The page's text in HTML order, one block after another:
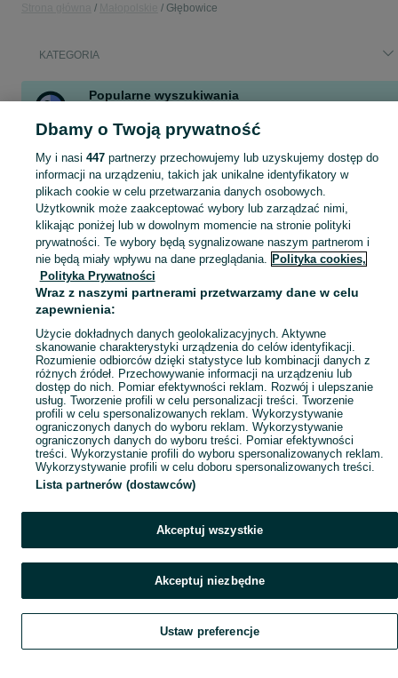
Głębowice
KATEGORIA
Popularne wyszukiwania
maliny
lutowanie
Zobacz Więcej
Skorzystaj z największego serwisu ogłoszeniowego - Głębowice i okolice! Kupuj to, czego pragniesz i sprzedawaj to, czego już nie potrzebujesz! Zobacz
Mapa kategorii
Mapa miejscowości
Mapa ministron
Szukaj Obserwujesz Dodaj Czat Konto
Dbamy o Twoją prywatność
My i nasi 447partnerzy przechowujemy lub uzyskujemy dostęp do
informacji na urządzeniu, takich jak unikalne identyfikatory w
plikach cookie w celu przetwarzania danych osobowych.
Użytkownik może zaakceptować wybory lub zarządzać nimi,
klikając poniżej lub w dowolnym momencie na stronie polityki
prywatności. Te wybory będą sygnalizowane naszym partnerom i
nie będą miały wpływu na dane przeglądania. Polityka cookies,
Polityka Prywatności
Wraz z naszymi partnerami przetwarzamy dane w celu
zapewnienia:
Użycie dokładnych danych geolokalizacyjnych. Aktywne
skanowanie charakterystyki urządzenia do celów identyfikacji.
Rozumienie odbiorców dzięki statystyce lub kombinacji danych z
różnych źródeł. Przechowywanie informacji na urządzeniu lub
dostęp do nich. Pomiar efektywności reklam. Rozwój i ulepszanie
usług. Tworzenie profili w celu personalizacji treści. Tworzenie
profili w celu spersonalizowanych reklam. Wykorzystywanie
ograniczonych danych do wyboru reklam. Wykorzystywanie
ograniczonych danych do wyboru treści. Pomiar efektywności
treści. Wykorzystanie profili do wyboru spersonalizowanych reklam.
Wykorzystywanie profili w celu doboru spersonalizowanych treści.
Lista partnerów (dostawców)
Akceptuj wszystkie
Akceptuj niezbędne
Ustaw preferencje